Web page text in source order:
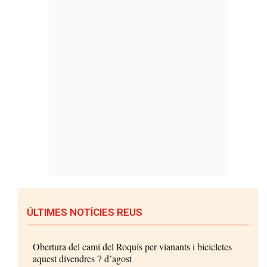
ÚLTIMES NOTÍCIES REUS
Obertura del camí del Roquís per vianants i bicicletes
aquest divendres 7 d’agost